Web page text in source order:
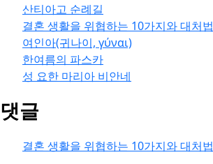
산티아고 순례길
결혼 생활을 위협하는 10가지와 대처법
여인아(귀나이, γύναι)
한여름의 파스카
성 요한 마리아 비안네
댓글
결혼 생활을 위협하는 10가지와 대처법